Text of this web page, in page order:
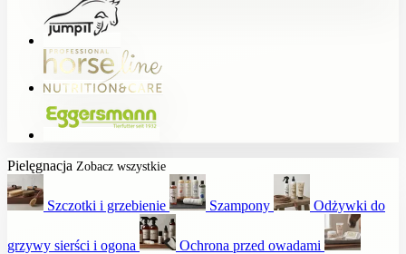
Pielęgnacja Zobacz wszystkie
Szczotki i grzebienie Szampony Odżywki do
grzywy sierści i ogona Ochrona przed owadami